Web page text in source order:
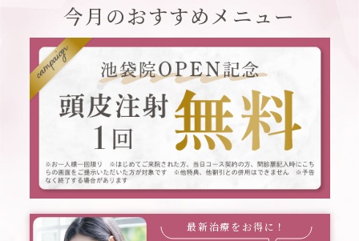
今月のおすすめメニュー
最新治療をお得に！